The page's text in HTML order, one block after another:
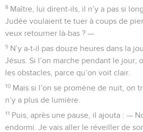
8 Maître, lui dirent-ils, il n’y a pas si
Judée voulaient te tuer à coups de
veux retourner là-bas ? —
9 N’y a-t-il pas douze heures dans la
Jésus. Si l’on marche pendant le jour,
les obstacles, parce qu’on voit clair.
10 Mais si l’on se promène de nuit, on
n’y a plus de lumière.
11 Puis, après une pause, il ajouta : —
endormi. Je vais aller le réveiller de